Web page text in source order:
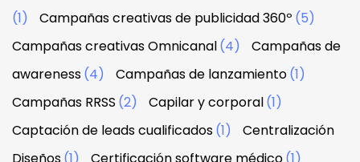
(1)
Campañas creativas de publicidad 360º (5)
Campañas creativas Omnicanal(4)
Campañas de
awareness(4) Campañas de lanzamiento(1)
Campañas RRSS (2) Capilar y corporal(1)
Captación de leads cualificados(1)
Centralización